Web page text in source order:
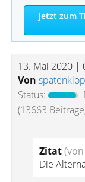
Jetzt zum
13. Mai 2020 |
Von
Status:
(13663
Zitat
Die